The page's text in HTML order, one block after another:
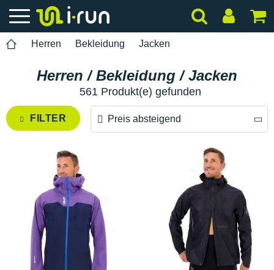
Herren Bekleidung Jacken
Herren / Bekleidung / Jacken
561 Produkt(e) gefunden
FILTER Preis absteigend